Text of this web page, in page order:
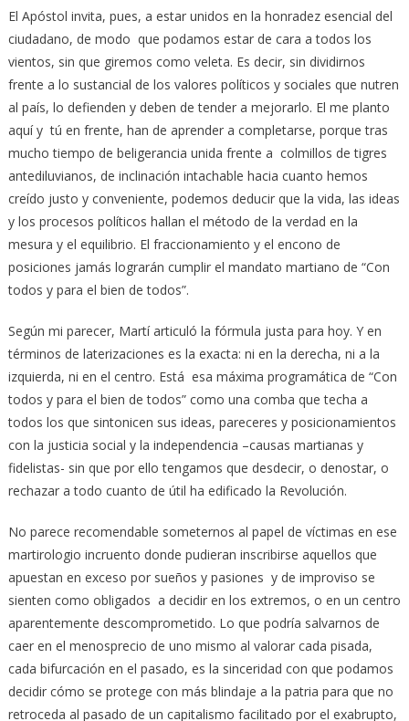
El Apóstol invita, pues, a estar unidos en la honradez esencial del
ciudadano, de modo que podamos estar de cara a todos los
vientos, sin que giremos como veleta. Es decir, sin dividirnos
frente a lo sustancial de los valores políticos y sociales que nutren
al país, lo defienden y deben de tender a mejorarlo. El me planto
aquí y tú en frente, han de aprender a completarse, porque tras
mucho tiempo de beligerancia unida frente a colmillos de tigres
antediluvianos, de inclinación intachable hacia cuanto hemos
creído justo y conveniente, podemos deducir que la vida, las ideas
y los procesos políticos hallan el método de la verdad en la
mesura y el equilibrio. El fraccionamiento y el encono de
posiciones jamás lograrán cumplir el mandato martiano de “Con
todos y para el bien de todos”.
Según mi parecer, Martí articuló la fórmula justa para hoy. Y en
términos de laterizaciones es la exacta: ni en la derecha, ni a la
izquierda, ni en el centro. Está esa máxima programática de “Con
todos y para el bien de todos” como una comba que techa a
todos los que sintonicen sus ideas, pareceres y posicionamientos
con la justicia social y la independencia –causas martianas y
fidelistas- sin que por ello tengamos que desdecir, o denostar, o
rechazar a todo cuanto de útil ha edificado la Revolución.
No parece recomendable someternos al papel de víctimas en ese
martirologio incruento donde pudieran inscribirse aquellos que
apuestan en exceso por sueños y pasiones y de improviso se
sienten como obligados a decidir en los extremos, o en un centro
aparentemente descomprometido. Lo que podría salvarnos de
caer en el menosprecio de uno mismo al valorar cada pisada,
cada bifurcación en el pasado, es la sinceridad con que podamos
decidir cómo se protege con más blindaje a la patria para que no
retroceda al pasado de un capitalismo facilitado por el exabrupto,